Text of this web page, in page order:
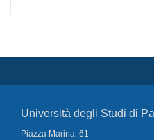
Università degli Studi di
Piazza Marina, 61